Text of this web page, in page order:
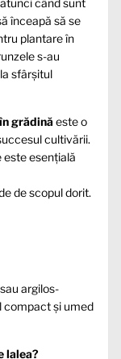
când sunt
înceapă să se
plantare în
s-au
sfârșitul
grădinăeste o
cultivării.
esențială
de scopul dorit.
argilos-
compact și umed
lalea?